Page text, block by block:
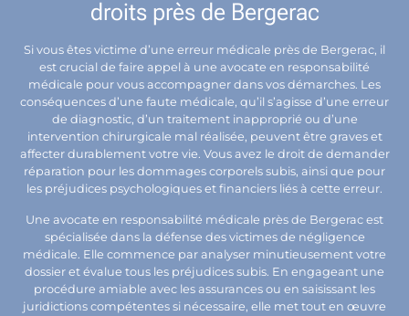
droits près de Bergerac
Si vous êtes victime d’une erreur médicale près de Bergerac, il
est crucial de faire appel à une avocate en responsabilité
médicale pour vous accompagner dans vos démarches. Les
conséquences d’une faute médicale, qu’il s’agisse d’une erreur
de diagnostic, d’un traitement inapproprié ou d’une
intervention chirurgicale mal réalisée, peuvent être graves et
affecter durablement votre vie. Vous avez le droit de demander
réparation pour les dommages corporels subis, ainsi que pour
les préjudices psychologiques et financiers liés à cette erreur.
Une avocate en responsabilité médicale près de Bergerac est
spécialisée dans la défense des victimes de négligence
médicale. Elle commence par analyser minutieusement votre
dossier et évalue tous les préjudices subis. En engageant une
procédure amiable avec les assurances ou en saisissant les
juridictions compétentes si nécessaire, elle met tout en œuvre